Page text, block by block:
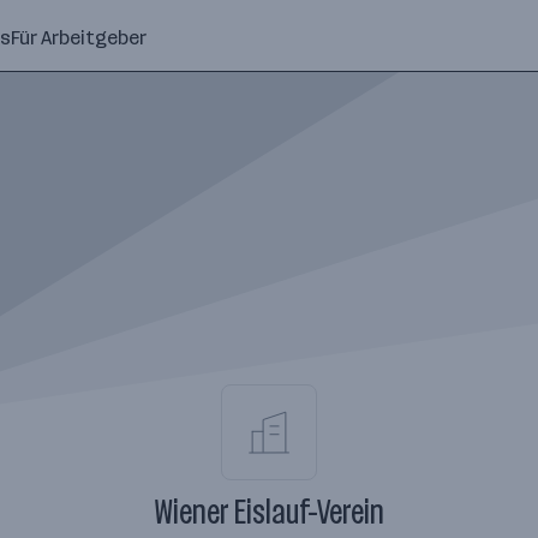
Für Arbeitgeber
Wiener Eislauf-Verein